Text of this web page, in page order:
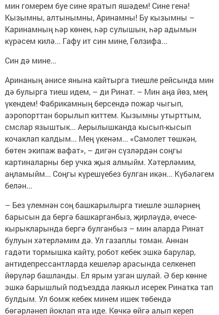
мин гомерем буе сине яратып яшәдем! Сине генә!
Кызымны, алтынымны, Аринамны! Бу кызымны –
Каринамның һәр көнен, һәр сулышын, һәр адымын
күрәсем килә... Гафу ит син мине, Гөлзифа...
Син дә мине...
Аринаның әнисе янына кайтырга тиешле рейсында мин
дә булырга тиеш идем, – ди Ринат. – Мин аңа йөз, мең
үкендем! Фабрикамның берсендә пожар чыгып,
аэропорттан борылып киттем. Кызымны утырттым,
смслар языштык... Аерылышканда кысып-кысып
кочаклап калдым... Мең үкенәм... «Самолет төшкән,
бөтен экипаж вафат», – дигән сүзләрдән соңгы
картиналарны бер учка җыя алмыйм. Хәтерләмим,
аңламыйм... Соңгы күрешүебез булган икән... Күбәләгем
белән...
– Без үлемнән соң башкарылырга тиешле эшләрнең
барысын да бергә башкарганбыз, җирләүдә, өчесе-
кырыкларында бергә булганбыз – мин аларда Ринат
булуын хәтерләмим дә. Ул газаплы томан. Аннан
гадәти тормышка кайту, робот кебек эшкә барулар,
антидепрессантларда кешеләр арасында селкенеп
йөрүләр башланды. Ел ярым узган шулай. Ә бер көнне
эшкә барышлый подъездда лаякыл исерек Ринатка тап
булдым. Ул бомж кебек минем ишек төбендә
бөгәрләнеп йоклап ята иде. Көчкә өйгә алып кереп